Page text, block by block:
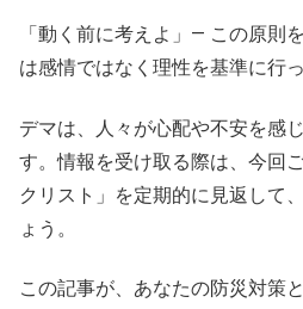
「動く前に考えよ」— この原則
は感情ではなく理性を基準に行
デマは、人々が心配や不安を感
す。情報を受け取る際は、今回
クリスト」を定期的に見返して
ょう。
この記事が、あなたの防災対策